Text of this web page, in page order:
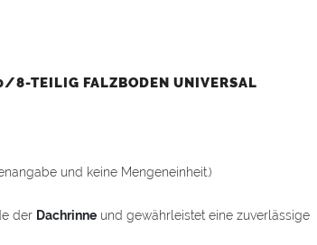
8-TEILIG FALZBODEN UNIVERSAL
und keine Mengeneinheit.)
der Dachrinne und gewährleistet eine zuverlässige